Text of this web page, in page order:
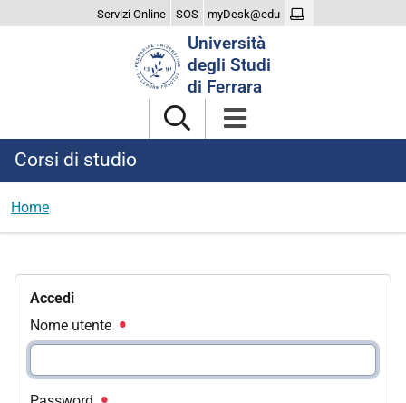
Servizi Online SOS myDesk@edu
Università
degli Studi
di Ferrara
Corsi di studio
Home
Accedi
Nome utente